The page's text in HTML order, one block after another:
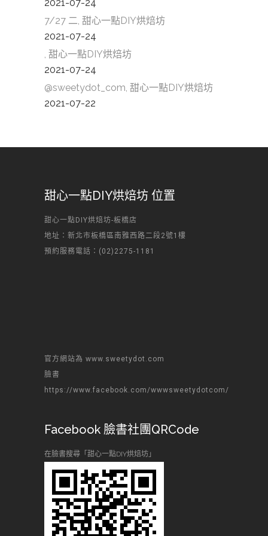
2021-07-24
7/27 二, 甜心一點DIY烘焙坊
2021-07-24
, 甜心一點DIY烘焙坊
2021-07-24
@sweetydot_com, 甜心一點DIY烘焙坊
2021-07-22
甜心一點DIY烘焙坊 位置
甜心一點DIY烘焙坊-板橋店
地址：新北市板橋區南雅西路二段2號1樓
預約服務電話：(02)2275-1181
官方網站為 www.sweetydot.com
臉書
https://www.facebook.com/wwwsweetydotcom/
Facebook 臉書社團QRCode
在臉書搜尋「甜心一點DIY烘焙坊」